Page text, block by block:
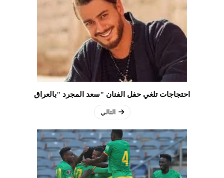
احتجاجات تلغي حفل الفنان "سعد المجرد "بالعراق
التالي